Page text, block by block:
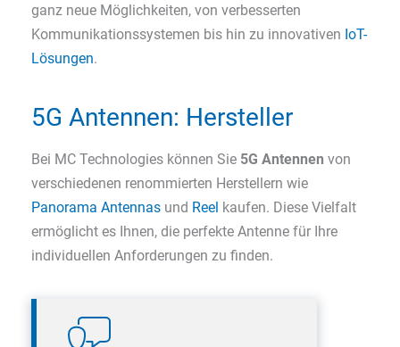
ganz neue Möglichkeiten, von verbesserten
Kommunikationssystemen bis hin zu innovativen IoT-
Lösungen.
5G Antennen: Hersteller
Bei MC Technologies können Sie 5G Antennen von
verschiedenen renommierten Herstellern wie
Panorama Antennas und Reel kaufen. Diese Vielfalt
ermöglicht es Ihnen, die perfekte Antenne für Ihre
individuellen Anforderungen zu finden.